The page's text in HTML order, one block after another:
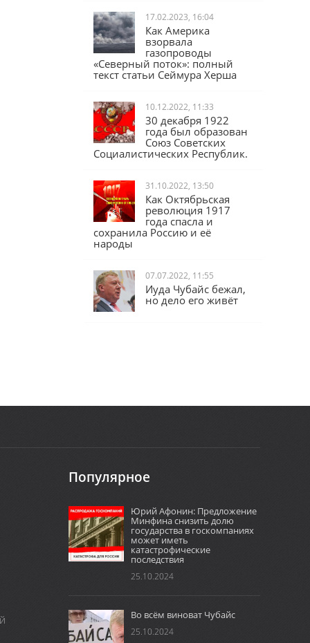
Путинская Олигархическая?
17.02.2023, 16:04
Как Америка
взорвала
газопроводы
текст статьи Сеймура Херша
10.12.2022, 11:33
30 декабря 1922
года был образован
Социалистических Республик.
31.10.2022, 13:50
Как Октябрьская
революция 1917
народы
07.07.2022, 11:55
Популярное
Юрий Афонин: Предложение
Минфина снизить долю
государства в госкомпаниях
может иметь
катастрофические